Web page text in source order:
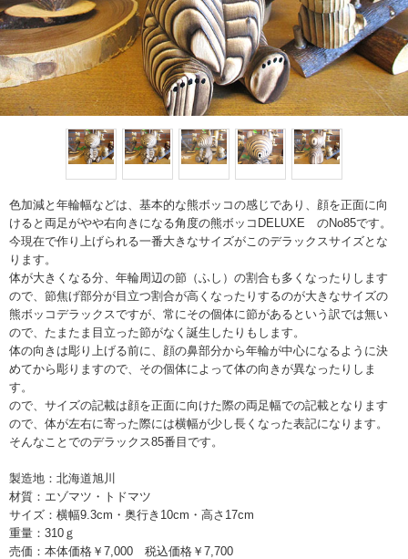
色加減と年輪幅などは、基本的な熊ボッコの感じであり、顔を正面に向
けると両足がやや右向きになる角度の熊ボッコDELUXE のNo85です。
今現在で作り上げられる一番大きなサイズがこのデラックスサイズとな
ります。
体が大きくなる分、年輪周辺の節（ふし）の割合も多くなったりします
ので、節焦げ部分が目立つ割合が高くなったりするのが大きなサイズの
熊ボッコデラックスですが、常にその個体に節があるという訳では無い
ので、たまたま目立った節がなく誕生したりもします。
体の向きは彫り上げる前に、顔の鼻部分から年輪が中心になるように決
めてから彫りますので、その個体によって体の向きが異なったりしま
す。
ので、サイズの記載は顔を正面に向けた際の両足幅での記載となります
ので、体が左右に寄った際には横幅が少し長くなった表記になります。
そんなことでのデラックス85番目です。
製造地：北海道旭川
材質：エゾマツ・トドマツ
サイズ：横幅9.3cm・奥行き10cm・高さ17cm
重量：310ｇ
売価：本体価格￥7,000 税込価格￥7,700